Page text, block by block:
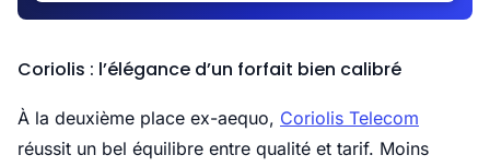
Coriolis : l’élégance d’un forfait bien calibré
À la deuxième place ex-aequo, Coriolis Telecom
réussit un bel équilibre entre qualité et tarif. Moins